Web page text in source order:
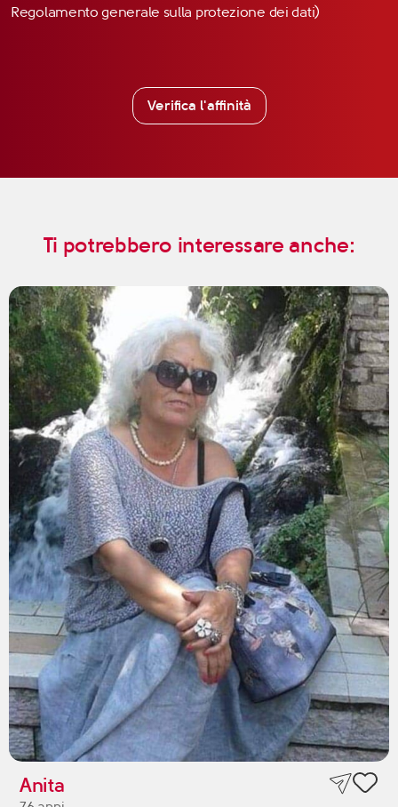
Regolamento generale sulla protezione dei dati)
Verifica l'affinità
Ti potrebbero interessare anche:
Anita